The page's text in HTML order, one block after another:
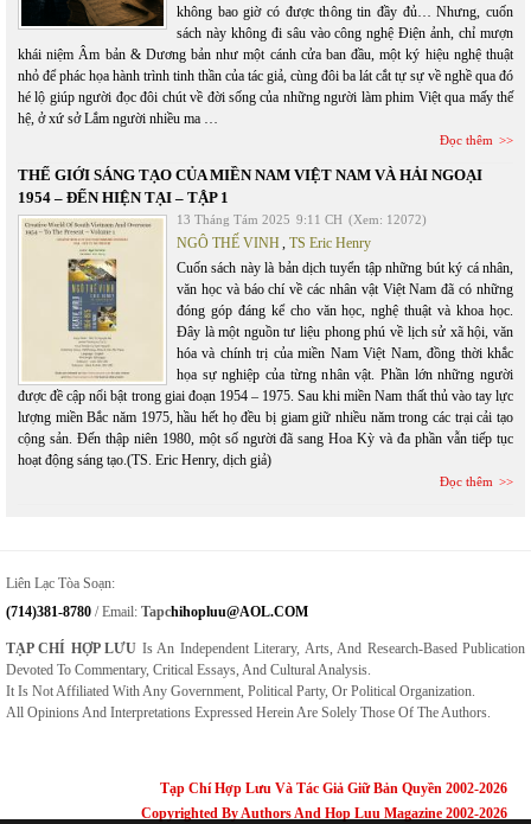
không bao giờ có được thông tin đầy đủ… Nhưng, cuốn
sách này không đi sâu vào công nghệ Điện ảnh, chỉ mượn
khái niệm Âm bản & Dương bản như một cánh cửa ban đầu, một ký hiệu nghệ thuật
nhỏ để phác họa hành trình tinh thần của tác giả, cùng đôi ba lát cắt tự sự về nghề qua đó
hé lộ giúp người đọc đôi chút về đời sống của những người làm phim Việt qua mấy thế
hệ, ở xứ sở Lắm người nhiều ma …
Đọc thêm
THẾ GIỚI SÁNG TẠO CỦA MIỀN NAM VIỆT NAM VÀ HẢI NGOẠI
1954 – ĐẾN HIỆN TẠI – TẬP 1
13 Tháng Tám 2025 9:11 CH (Xem: 12072)
NGÔ THẾ VINH TS Eric Henry
Cuốn sách này là bản dịch tuyển tập những bút ký cá nhân,
văn học và báo chí về các nhân vật Việt Nam đã có những
đóng góp đáng kể cho văn học, nghệ thuật và khoa học.
Đây là một nguồn tư liệu phong phú về lịch sử xã hội, văn
hóa và chính trị của miền Nam Việt Nam, đồng thời khắc
họa sự nghiệp của từng nhân vật. Phần lớn những người
được đề cập nổi bật trong giai đoạn 1954 – 1975. Sau khi miền Nam thất thủ vào tay lực
lượng miền Bắc năm 1975, hầu hết họ đều bị giam giữ nhiều năm trong các trại cải tạo
cộng sản. Đến thập niên 1980, một số người đã sang Hoa Kỳ và đa phần vẫn tiếp tục
hoạt động sáng tạo.(TS. Eric Henry, dịch giả)
Đọc thêm
Liên Lạc Tòa Soạn:
(714)381-8780 / Email: TapcHihopluu@AOL.COM
TẠP CHÍ HỢP LƯU Is An Independent Literary, Arts, And Research-Based Publication
Devoted To Commentary, Critical Essays, And Cultural Analysis.
It Is Not Affiliated With Any Government, Political Party, Or Political Organization.
All Opinions And Interpretations Expressed Herein Are Solely Those Of The Authors.
Tạp Chí Hợp Lưu Và Tác Giả Giữ Bản Quyền 2002-2026
Copyrighted By Authors And Hop Luu Magazine 2002-2026